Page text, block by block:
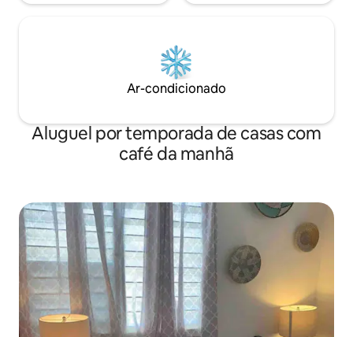
Ar-condicionado
Aluguel por temporada de casas com
café da manhã